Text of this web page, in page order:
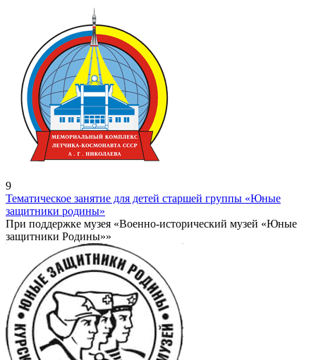
9
Тематическое занятие для детей старшей группы «Юные
защитники родины»
При поддержке музея «Военно-исторический музей «Юные
защитники Родины»»